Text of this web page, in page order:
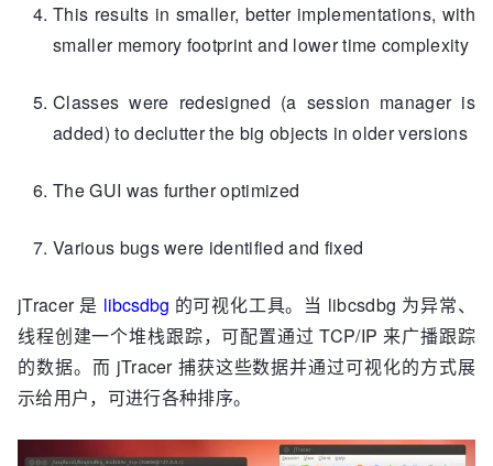
This results in smaller, better implementations, with
smaller memory footprint and lower time complexity
Classes were redesigned (a session manager is
added) to declutter the big objects in older versions
The GUI was further optimized
Various bugs were identified and fixed
jTracer 是 libcsdbg 的可视化工具。当 libcsdbg 为异常、
线程创建一个堆栈跟踪，可配置通过 TCP/IP 来广播跟踪
的数据。而 jTracer 捕获这些数据并通过可视化的方式展
示给用户，可进行各种排序。